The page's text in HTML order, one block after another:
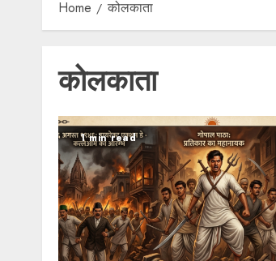
Home कोलकाता
कोलकाता
1 min read